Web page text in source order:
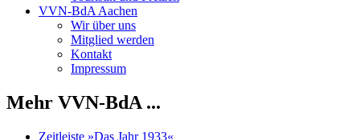
VVN-BdA Aachen
Wir über uns
Mitglied werden
Kontakt
Impressum
Mehr VVN-BdA ...
Zeitleiste »Das Jahr 1933«